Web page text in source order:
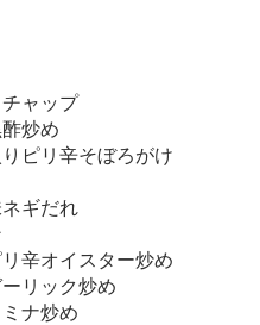
ャップ
炒め
ピリ辛そぼろがけ
ギだれ
辛オイスター炒め
リック炒め
ナ炒め